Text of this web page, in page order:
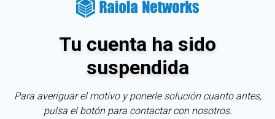
Tu cuenta ha sido
suspendida
Para averiguar el motivo y ponerle solución cuanto antes,
pulsa el botón para contactar con nosotros.